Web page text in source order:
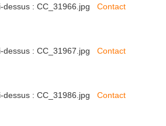
dessus : CC_31966.jpg Contact
dessus : CC_31967.jpg Contact
dessus : CC_31986.jpg Contact